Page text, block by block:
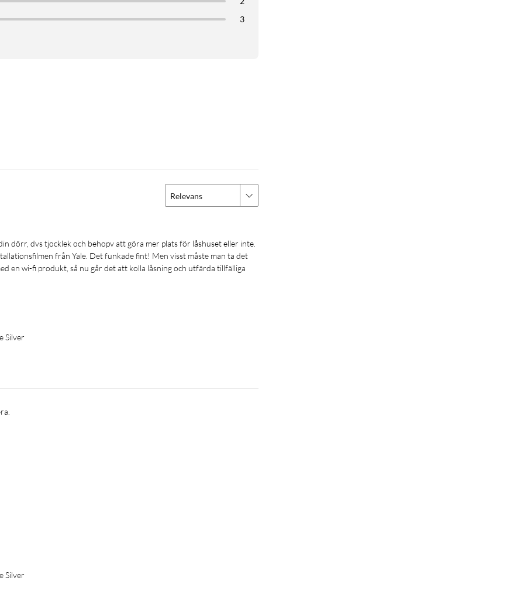
3
Relevans
från Yale. Det funkade fint! Men visst måste man ta det
en wi-fi produkt, så nu går det att kolla låsning och utfärda tillfälliga
Silver
Silver